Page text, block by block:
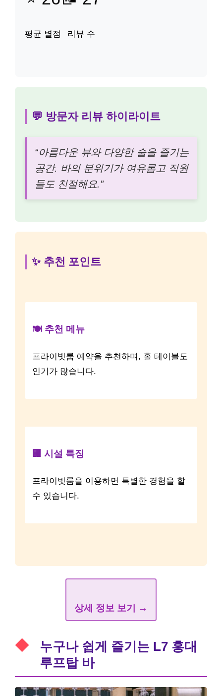
평균 별점 리뷰 수
💬 방문자 리뷰 하이라이트
“아름다운 뷰와 다양한 술을 즐기는
공간. 바의 분위기가 여유롭고 직원
들도 친절해요.”
✨ 추천 포인트
🍽️ 추천 메뉴
프라이빗룸 예약을 추천하며, 홀 테이블도
인기가 많습니다.
🏢 시설 특징
프라이빗룸을 이용하면 특별한 경험을 할
수 있습니다.
상세 정보 보기 →
누구나 쉽게 즐기는 L7 홍대
루프탑 바